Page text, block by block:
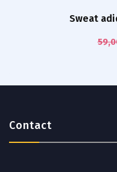
Sweat
Contact